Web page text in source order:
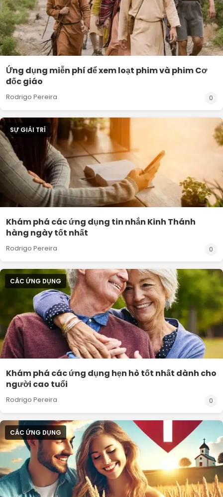
Ứng dụng miễn phí để xem loạt phim và phim Cơ
đốc giáo
Rodrigo Pereira 0
SỰ GIẢI TRÍ
Khám phá các ứng dụng tin nhắn Kinh Thánh
hàng ngày tốt nhất
Rodrigo Pereira 0
CÁC ỨNG DỤNG
Khám phá các ứng dụng hẹn hò tốt nhất dành cho
người cao tuổi
Rodrigo Pereira 0
CÁC ỨNG DỤNG